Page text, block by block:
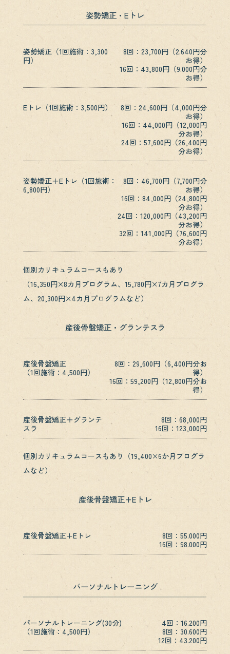
姿勢矯正・Eトレ
姿勢矯正（1回施術：3,300
円）
8回：23,700円（2.640円分
お得）
16回：43,800円（9.000円分
お得）
Eトレ（1回施術：3,500円）
8回：24,600円（4,000円分
お得）
16回：44,000円（12,000円
分お得）
24回：57,600円（26,400円
分お得）
姿勢矯正＋Eトレ（1回施術：
6,800円）
8回：46,700円（7,700円分
お得）
16回：84,000円（24,800円
分お得）
24回：120,000円（43,200円
分お得）
32回：141,000円（76,600円
分お得）
個別カリキュラムコースもあり
（16,350円×8カ月プログラム、15,780円×7カ月プログラ
ム、20,300円×4カ月プログラムなど）
産後骨盤矯正・グランテスラ
産後骨盤矯正
（1回施術：4,500円）
8回：29,600円（6,400円分お
得）
16回：59,200円（12,800円分お
得）
産後骨盤矯正＋グランテ
スラ
8回：68,000円
16回：123,000円
個別カリキュラムコースもあり（19,400×6か月プログラ
ムなど）
産後骨盤矯正+Eトレ
産後骨盤矯正+Eトレ
8回：55.000円
16回：98.000円
パーソナルトレーニング
パーソナルトレーニング(30分)
（1回施術：4,500円）
4回：16.200円
8回：30.600円
12回：43.200円